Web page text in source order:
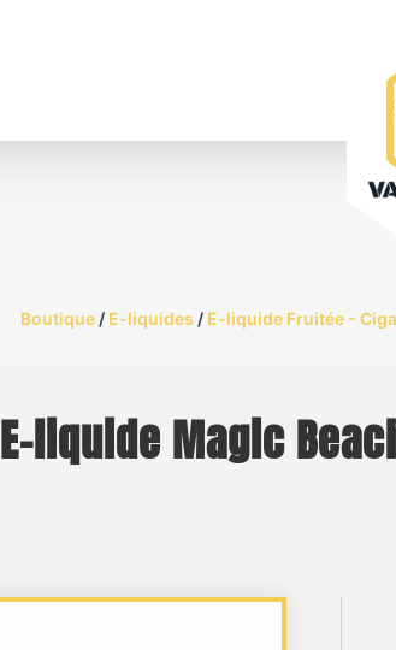
Boutique / E-liquides / E-liquide Fruitée -
E-liquide Magic